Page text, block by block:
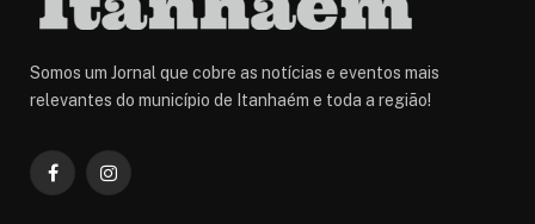
Somos um Jornal que cobre as notícias e eventos mais
relevantes do município de Itanhaém e toda a região!
FacebookInstagram